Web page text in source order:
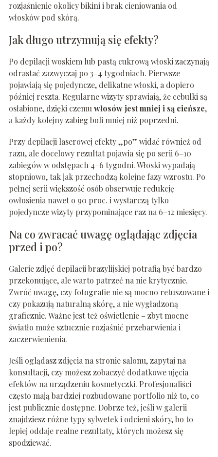
rozjaśnienie okolicy bikini i brak cieniowania od
włosków pod skórą.
Jak długo utrzymują się efekty?
Po depilacji woskiem lub pastą cukrową włoski zaczynają
odrastać zazwyczaj po 3–4 tygodniach. Pierwsze
pojawiają się pojedyncze, delikatne włoski, a dopiero
później reszta. Regularne wizyty sprawiają, że cebulki są
osłabione, dzięki czemuwłosów jest mniej i są cieńsze,
a każdy kolejny zabieg boli mniej niż poprzedni.
Przy depilacji laserowej efekty „po” widać również od
razu, ale docelowy rezultat pojawia się po serii 6–10
zabiegów w odstępach 4–6 tygodni. Włoski wypadają
stopniowo, tak jak przechodzą kolejne fazy wzrostu. Po
pełnej serii większość osób obserwuje redukcję
owłosienia nawet o 90 proc. i wystarczą tylko
pojedyncze wizyty przypominające raz na 6–12 miesięcy.
Na co zwracać uwagę oglądając zdjęcia
przed i po?
Galerie zdjęć depilacji brazylijskiej potrafią być bardzo
przekonujące, ale warto patrzeć na nie krytycznie.
Zwróć uwagę, czy fotografie nie są mocno retuszowane i
czy pokazują naturalną skórę, a nie wygładzoną
graficznie. Ważne jest też oświetlenie – zbyt mocne
światło może sztucznie rozjaśnić przebarwienia i
zaczerwienienia.
Jeśli oglądasz zdjęcia na stronie salonu, zapytaj na
konsultacji, czy możesz zobaczyć dodatkowe ujęcia
efektów na urządzeniu kosmetyczki. Profesjonaliści
często mają bardziej rozbudowane portfolio niż to, co
jest publicznie dostępne. Dobrze też, jeśli w galerii
znajdziesz różne typy sylwetek i odcieni skóry, bo to
lepiej oddaje realne rezultaty, których możesz się
spodziewać.